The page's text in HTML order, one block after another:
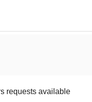
requests available